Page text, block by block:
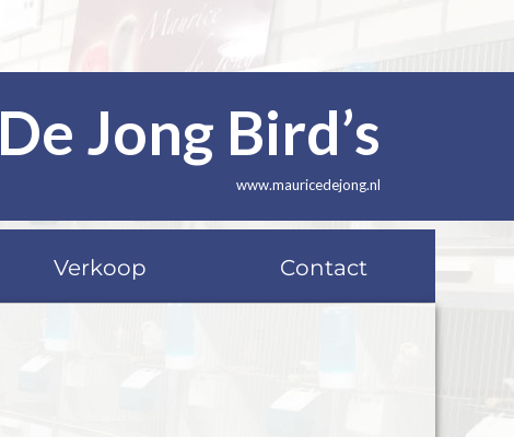
De Jong Bird’s
www.mauricedejong.nl
Verkoop Contact